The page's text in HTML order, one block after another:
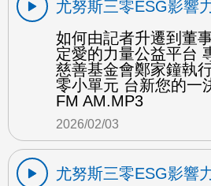
尤努斯三零ESG影響
如何由記者升遷到董
定愛的力量公益平台
慈善基金會鄭家鐘執
零小單元 台新您的一
FM AM.MP3
2026/02/03
尤努斯三零ESG影響